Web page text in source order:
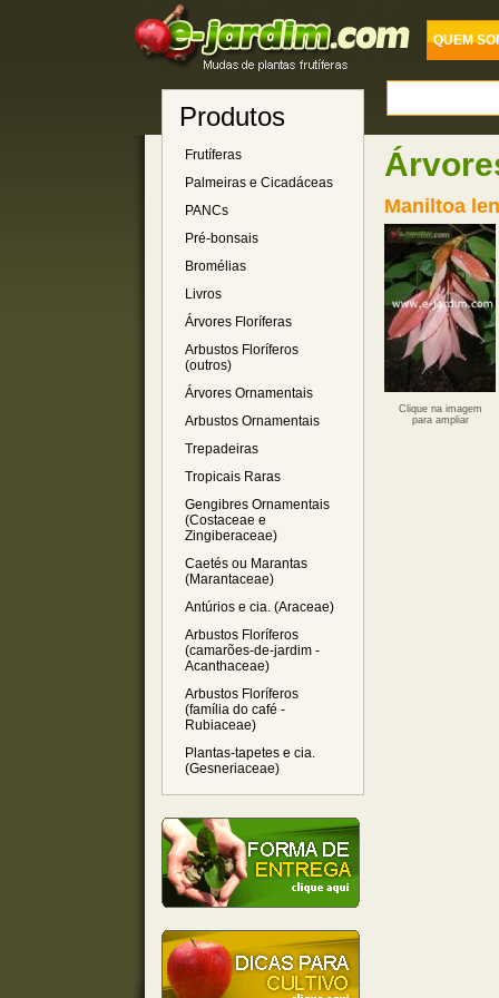
QUEM
Produtos
Frutíferas
Palmeiras e Cicadáceas
PANCs
Pré-bonsais
Bromélias
Livros
Árvores Floríferas
Arbustos Floríferos
(outros)
Árvores Ornamentais
Arbustos Ornamentais
Trepadeiras
Tropicais Raras
Gengibres Ornamentais
(Costaceae e
Zingiberaceae)
Caetés ou Marantas
(Marantaceae)
Antúrios e cia. (Araceae)
Arbustos Floríferos
(camarões-de-jardim -
Acanthaceae)
Arbustos Floríferos
(família do café -
Rubiaceae)
Plantas-tapetes e cia.
(Gesneriaceae)
Maniltoa
Clique na imagem
para ampliar